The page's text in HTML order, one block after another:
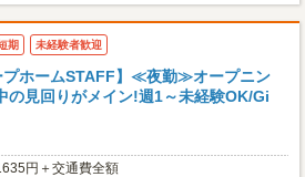
期 未経験者歓迎
プホームSTAFF】≪夜勤≫オープニン
の見回りがメイン!週1～未経験OK/Gi
円＋交通費全額